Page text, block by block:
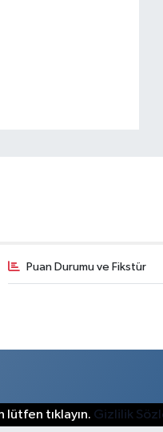
Puan Durumu ve Fikstür
tıklayın. Gizlilik